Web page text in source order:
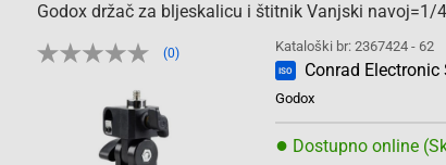
Godox držač za bljeskalicu i štitnik Vanjski navoj=1/
(0) Kataloški br: 2367424 - 62
ISO Conrad Electronic
Godox
● Dostupno online